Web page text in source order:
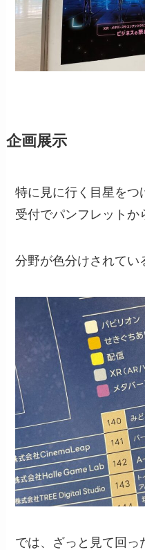
企画展示
特に見に行く目星をつ
受付でパンフレットか
分野が色分けされてい
では、ざっと見て回っ